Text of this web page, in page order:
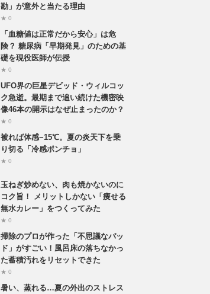
勘」が意外と当たる理由
★ 0
「血糖値は正常だから安心」は危
険？ 糖尿病「早期発見」のための基
礎を現役医師が伝授
★ 0
UFO界の巨星デビッド・ウィルコッ
ク急逝。最期まで追い続けた機密映
像46本の開示はなぜ止まったのか？
★ 0
被れば体感−15℃。夏の炎天下を乗
り切る「冷感ポンチョ」
★ 0
玉ねぎ炒めない、肉も焼かないのに
コク旨！ メリットしかない「痩せる
無水カレー」をつくってみた
★ 0
掃除のプロが作った「不思議なパッ
ド」がすごい！風呂床の落ちなかっ
た蓄積汚れをリセットできた
★ 0
暑い、蒸れる…夏の外出のストレス